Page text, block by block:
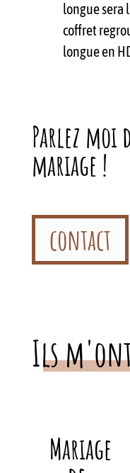
longue sera
coffret
longue en
Parlez moi
mariage !
contact
Ils
Mariage